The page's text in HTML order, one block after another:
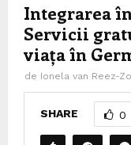
Integrarea
Servicii
viața în
de Ionela van Reez-
SHARE 0